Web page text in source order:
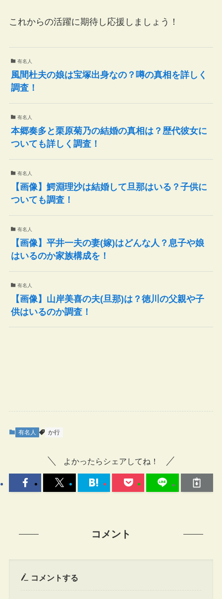
これからの活躍に期待し応援しましょう！
有名人
風間杜夫の娘は宝塚出身なの？噂の真相を詳しく
調査！
有名人
本郷奏多と栗原菊乃の結婚の真相は？歴代彼女に
ついても詳しく調査！
有名人
【画像】鰐淵理沙は結婚して旦那はいる？子供に
ついても調査！
有名人
【画像】平井一夫の妻(嫁)はどんな人？息子や娘
はいるのか家族構成を！
有名人
【画像】山岸美喜の夫(旦那)は？徳川の父親や子
供はいるのか調査！
有名人 か行
よかったらシェアしてね！
コメント
コメントする